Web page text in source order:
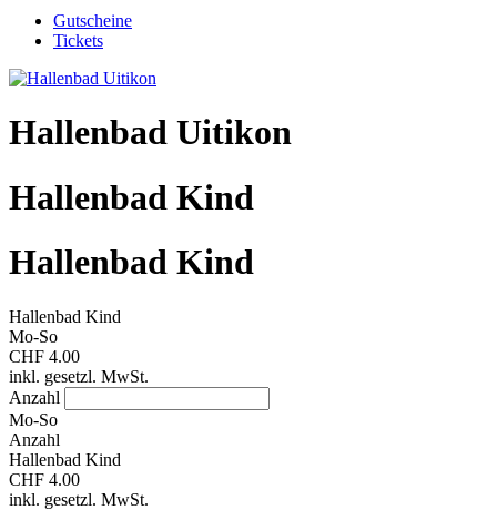
Gutscheine
Tickets
Hallenbad Uitikon
Hallenbad Kind
Hallenbad Kind
Hallenbad Kind
Mo-So
CHF 4.00
inkl. gesetzl. MwSt.
Anzahl
Mo-So
Anzahl
Hallenbad Kind
CHF 4.00
inkl. gesetzl. MwSt.